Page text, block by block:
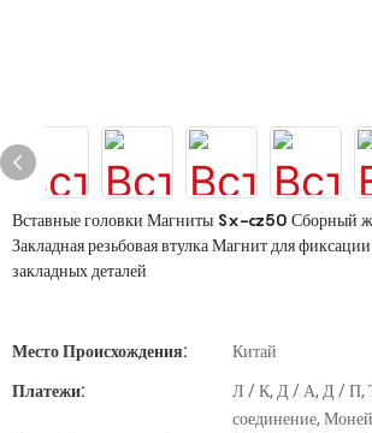
Вставные головки Магниты Sx-cz50 Сборный
Закладная резьбовая втулка Магнит для
закладных деталей
Место Происхождения:
Китай
Платежи:
Л / К, Д / А, Д / П,
соединение,